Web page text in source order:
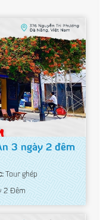
3 ngày 2 đêm
Tour ghép
2 Đêm